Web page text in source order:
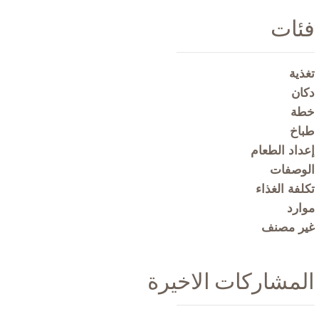
فئات
تغذية
دكان
خطة
طباخ
إعداد الطعام
الوصفات
تكلفة الغذاء
موارد
غير مصنف
المشاركات الاخيرة